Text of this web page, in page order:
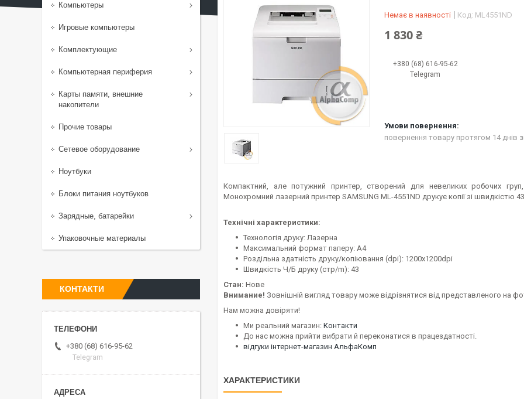
Немає в наявності Код: ML4551ND
1 830 ₴
+380 (68) 616-95-62
Telegram
повернення товару протягом 14 днів
Компактний, але потужний принтер, створений для невеликих робочих
Монохромний лазерний принтер SAMSUNG ML-4551ND друкує копії зі швидкістю
Технічні характеристики:
Технологія друку: Лазерна
Максимальний формат паперу: A4
Роздільна здатність друку/копіювання (dpi): 1200x1200dpi
Швидкість Ч/Б друку (стр/m): 43
Стан: Нове
Внимание! Зовнішній вигляд товару може відрізнятися від представленого на
Нам можна довіряти!
Ми реальний магазин: Контакти
До нас можна прийти вибрати й переконатися в працездатності.
відгуки інтернет-магазин АльфаКомп
ХАРАКТЕРИСТИКИ
Компьютеры
Игровые компьютеры
Комплектующие
Компьютерная периферия
Карты памяти, внешние
накопители
Прочие товары
Сетевое оборудование
Ноутбуки
Блоки питания ноутбуков
Зарядные, батарейки
Упаковочные материалы
КОНТАКТИ
+380 (68) 616-95-62
Telegram